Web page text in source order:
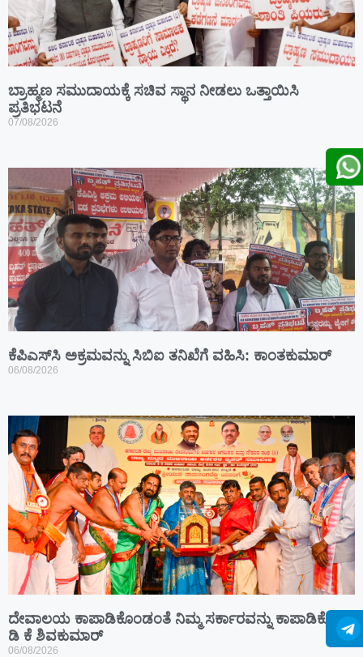
ಬ್ರಾಹ್ಮಣ ಸಮುದಾಯಕ್ಕೆ ಸಚಿವ ಸ್ಥಾನ ನೀಡಲು ಒತ್ತಾಯಿಸಿ
ಪ್ರತಿಭಟನೆ
07/08/2026
ಕೆಪಿಎಸ್‍ಸಿ ಅಕ್ರಮವನ್ನು ಸಿಬಿಐ ತನಿಖೆಗೆ ವಹಿಸಿ: ಕಾಂತಕುಮಾರ್
06/08/2026
ದೇವಾಲಯ ಕಾಪಾಡಿಕೊಂಡಂತೆ ನಿಮ್ಮ ಸರ್ಕಾರವನ್ನು ಕಾಪಾಡಿಕೊಳ್ಳಿ:
ಡಿ ಕೆ ಶಿವಕುಮಾರ್
06/08/2026